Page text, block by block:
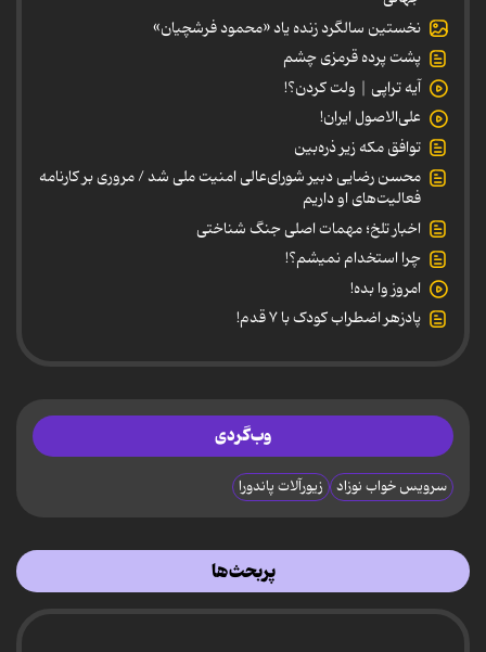
نخستین سالگرد زنده یاد «محمود فرشچیان»
پشت پرده قرمزی چشم
آیه تراپی | ولت کردن؟!
علی‌الاصول ایران!
توافق مکه زیر ذره‌بین
محسن رضایی دبیر شورای‌عالی امنیت ملی شد / مروری بر کارنامه
فعالیت‌های او داریم
اخبار تلخ؛ مهمات اصلی جنگ شناختی
چرا استخدام نمیشم؟!
امروز وا بده!
پادزهر اضطراب کودک با ۷ قدم!
وب‌گردی
سرویس خواب نوزاد زیورآلات پاندورا
پربحث‌ها